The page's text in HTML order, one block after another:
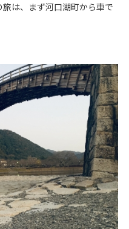
は、まず河口湖町から車で